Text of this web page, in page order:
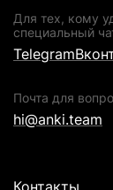
Для тех, кому
специальный
Telegram
Почта для
hi@anki.team